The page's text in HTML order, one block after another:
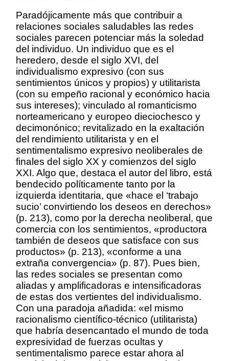
Paradójicamente más que contribuir a
relaciones sociales saludables las redes
sociales parecen potenciar más la soledad
del individuo. Un individuo que es el
heredero, desde el siglo XVI, del
individualismo expresivo (con sus
sentimientos únicos y propios) y utilitarista
(con su empeño racional y económico hacia
sus intereses); vinculado al romanticismo
norteamericano y europeo dieciochesco y
decimonónico; revitalizado en la exaltación
del rendimiento utilitarista y en el
sentimentalismo expresivo neoliberales de
finales del siglo XX y comienzos del siglo
XXI. Algo que, destaca el autor del libro, está
bendecido políticamente tanto por la
izquierda identitaria, que «hace el ‘trabajo
sucio’ convirtiendo los deseos en derechos»
(p. 213), como por la derecha neoliberal, que
comercia con los sentimientos, «productora
también de deseos que satisface con sus
productos» (p. 213), «conforme a una
extraña convergencia» (p. 87). Pues bien,
las redes sociales se presentan como
aliadas y amplificadoras e intensificadoras
de estas dos vertientes del individualismo.
Con una paradoja añadida: «el mismo
racionalismo científico-técnico (utilitarista)
que habría desencantado el mundo de toda
expresividad de fuerzas ocultas y
sentimentalismo parece estar ahora al